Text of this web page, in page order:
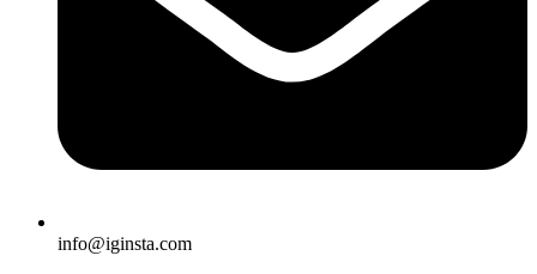
info@iginsta.com